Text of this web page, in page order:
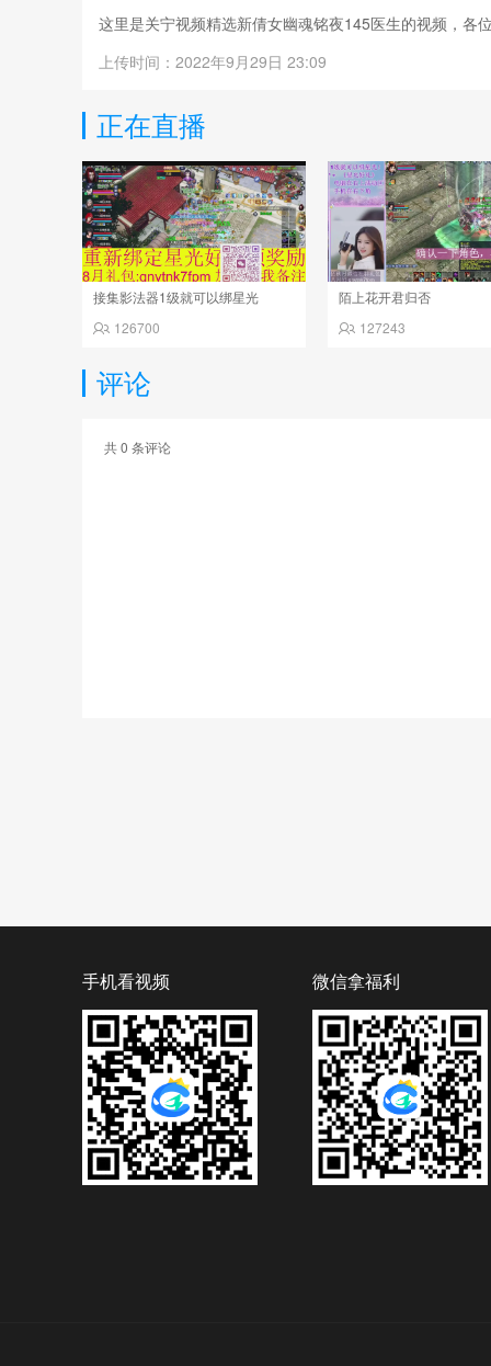
这里是关宁视频精选新倩女幽魂铭夜145医生的视频，各
上传时间：2022年9月29日 23:09
正在直播
接集影法器1级就可以绑星光
126700
陌上花开君归否
127243
评论
共0 条评论
手机看视频 微信拿福利